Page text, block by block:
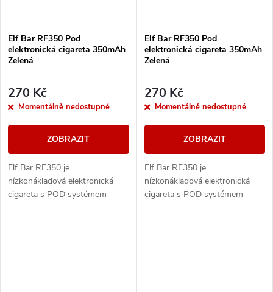
Elf Bar RF350 Pod
elektronická cigareta 350mAh
Zelená
270 Kč
Momentálně nedostupné
ZOBRAZIT
Elf Bar RF350 je
nízkonákladová elektronická
cigareta s POD systémem
vážící pouhých 20g a
Elf Bar RF350 Pod
elektronická cigareta 350mAh
Zelená
270 Kč
Momentálně nedostupné
ZOBRAZIT
Elf Bar RF350 je
nízkonákladová elektronická
cigareta s POD systémem
vážící pouhých 20g a